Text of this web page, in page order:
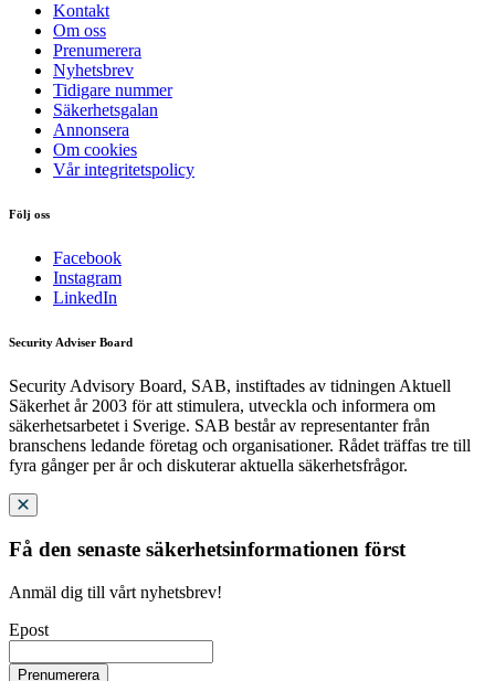
Kontakt
Om oss
Prenumerera
Nyhetsbrev
Tidigare nummer
Säkerhetsgalan
Annonsera
Om cookies
Vår integritetspolicy
Följ oss
Facebook
Instagram
LinkedIn
Security Adviser Board
Security Advisory Board, SAB, instiftades av tidningen Aktuell
Säkerhet år 2003 för att stimulera, utveckla och informera om
säkerhetsarbetet i Sverige. SAB består av representanter från
branschens ledande företag och organisationer. Rådet träffas tre till
fyra gånger per år och diskuterar aktuella säkerhetsfrågor.
Få den senaste säkerhetsinformationen först
Anmäl dig till vårt nyhetsbrev!
Epost
Prenumerera